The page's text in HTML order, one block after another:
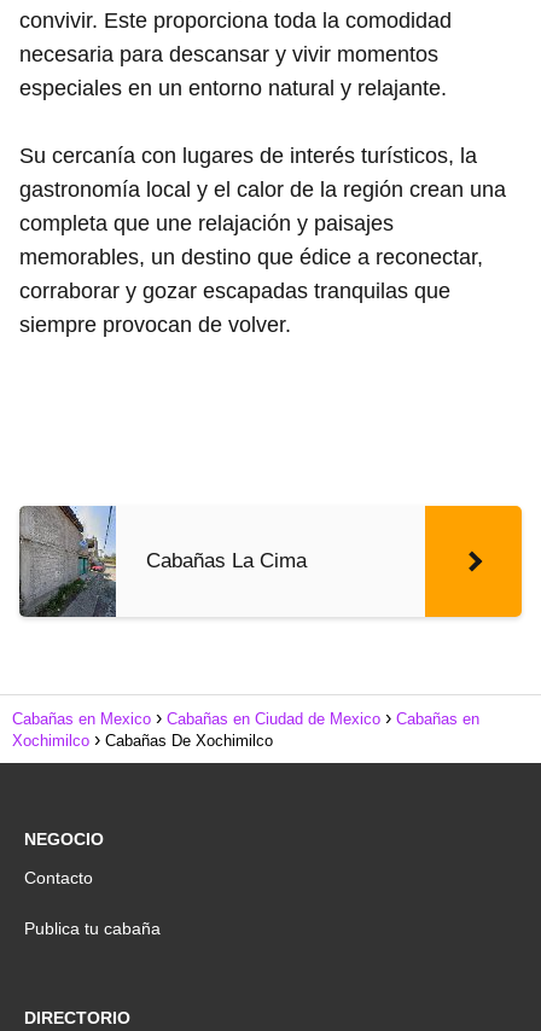
convivir. Este proporciona toda la comodidad
necesaria para descansar y vivir momentos
especiales en un entorno natural y relajante.
Su cercanía con lugares de interés turísticos, la
gastronomía local y el calor de la región crean una
completa que une relajación y paisajes
memorables, un destino que édice a reconectar,
corraborar y gozar escapadas tranquilas que
siempre provocan de volver.
Cabañas La Cima
Cabañas en Mexico Cabañas en Ciudad de Mexico
Cabañas en
Xochimilco
Cabañas De Xochimilco
NEGOCIO
Contacto
Publica tu cabaña
DIRECTORIO